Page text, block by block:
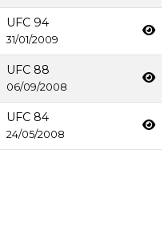
UFC 94
31/01/2009
UFC 88
06/09/2008
UFC 84
24/05/2008